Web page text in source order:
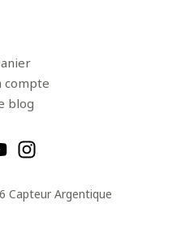
compte
blog
Capteur Argentique